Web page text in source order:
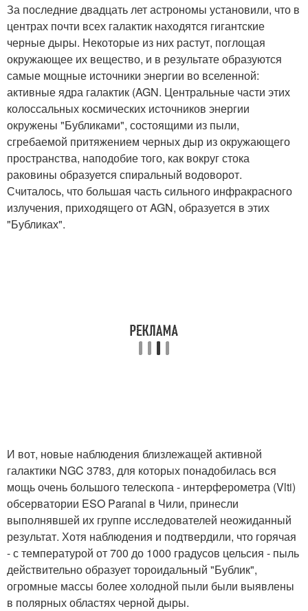
За последние двадцать лет астрономы установили, что в
центрах почти всех галактик находятся гигантские
черные дыры. Некоторые из них растут, поглощая
окружающее их вещество, и в результате образуются
самые мощные источники энергии во вселенной:
активные ядра галактик (AGN. Центральные части этих
колоссальных космических источников энергии
окружены "Бубликами", состоящими из пыли,
сгребаемой притяжением черных дыр из окружающего
пространства, наподобие того, как вокруг стока
раковины образуется спиральный водоворот.
Считалось, что большая часть сильного инфракрасного
излучения, приходящего от AGN, образуется в этих
"Бубликах".
И вот, новые наблюдения близлежащей активной
галактики NGC 3783, для которых понадобилась вся
мощь очень большого телескопа - интерферометра (Vlti)
обсерватории ESO Paranal в Чили, принесли
выполнявшей их группе исследователей неожиданный
результат. Хотя наблюдения и подтвердили, что горячая
- с температурой от 700 до 1000 градусов цельсия - пыль
действительно образует тороидальный "Бублик",
огромные массы более холодной пыли были выявлены
в полярных областях черной дыры.